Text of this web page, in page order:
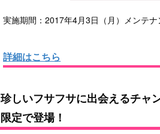
実施期間：2017年4月3日（月）メンテ
詳細はこちら
珍しいフサフサに出会えるチャ
限定で登場！